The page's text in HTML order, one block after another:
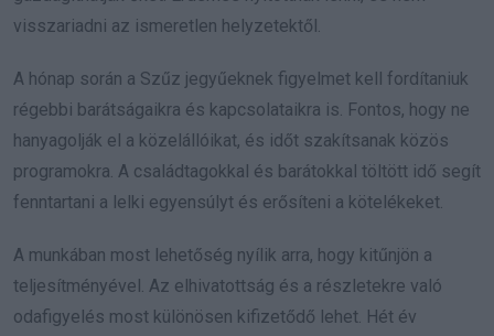
visszariadni az ismeretlen helyzetektől.
A hónap során a Szűz jegyűeknek figyelmet kell fordítaniuk
régebbi barátságaikra és kapcsolataikra is. Fontos, hogy ne
hanyagolják el a közelállóikat, és időt szakítsanak közös
programokra. A családtagokkal és barátokkal töltött idő segít
fenntartani a lelki egyensúlyt és erősíteni a kötelékeket.
A munkában most lehetőség nyílik arra, hogy kitűnjön a
teljesítményével. Az elhivatottság és a részletekre való
odafigyelés most különösen kifizetődő lehet. Hét év